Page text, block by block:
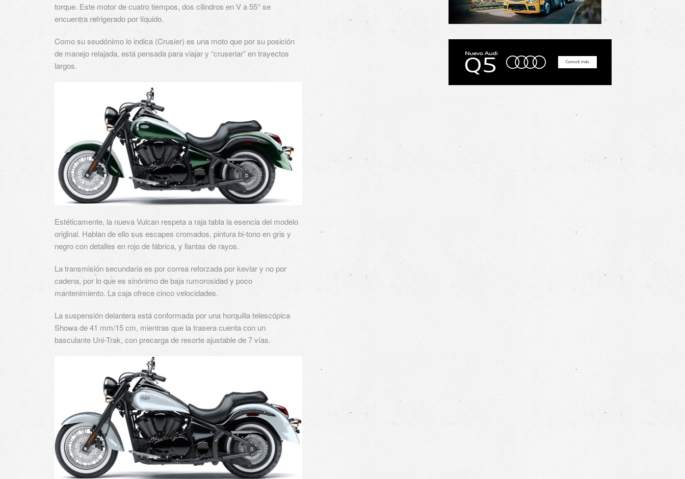
torque. Este motor de cuatro tiempos, dos cilindros en V a 55° se
encuentra refrigerado por líquido.
Como su seudónimo lo indica (Crusier) es una moto que por su posición
de manejo relajada, está pensada para viajar y “cruseriar” en trayectos
largos.
Estéticamente, la nueva Vulcan respeta a raja tabla la esencia del modelo
original. Hablan de ello sus escapes cromados, pintura bi-tono en gris y
negro con detalles en rojo de fábrica, y llantas de rayos.
La transmisión secundaria es porcorrea reforzada por kevlar y no por
cadena, por lo que es sinónimo de baja rumorosidad y poco
mantenimiento. La caja ofrece cinco velocidades.
La suspensión delantera está conformada por una horquilla telescópica
Showa de 41 mm/15 cm, mientras que la trasera cuenta con un
basculante Uni-Trak, con precarga de resorte ajustable de 7 vías.